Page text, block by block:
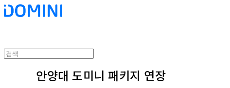
안양대 도미니 패키지 연장